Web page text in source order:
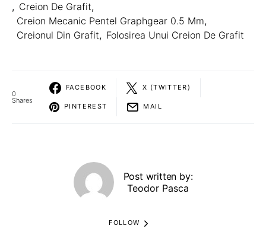
, Creion De Grafit,
Creion Mecanic Pentel Graphgear 0.5 Mm,
Creionul Din Grafit, Folosirea Unui Creion De Grafit
0
Shares
FACEBOOK X (TWITTER)
PINTEREST MAIL
Post written by:
Teodor Pasca
FOLLOW